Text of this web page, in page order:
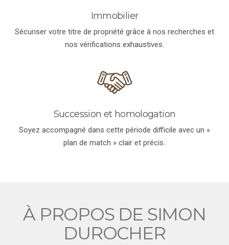
Immobilier
Sécuriser votre titre de propriété grâce à nos recherches et
nos vérifications exhaustives.
Succession et homologation
Soyez accompagné dans cette période difficile avec un «
plan de match » clair et précis.
À PROPOS DE SIMON
DUROCHER